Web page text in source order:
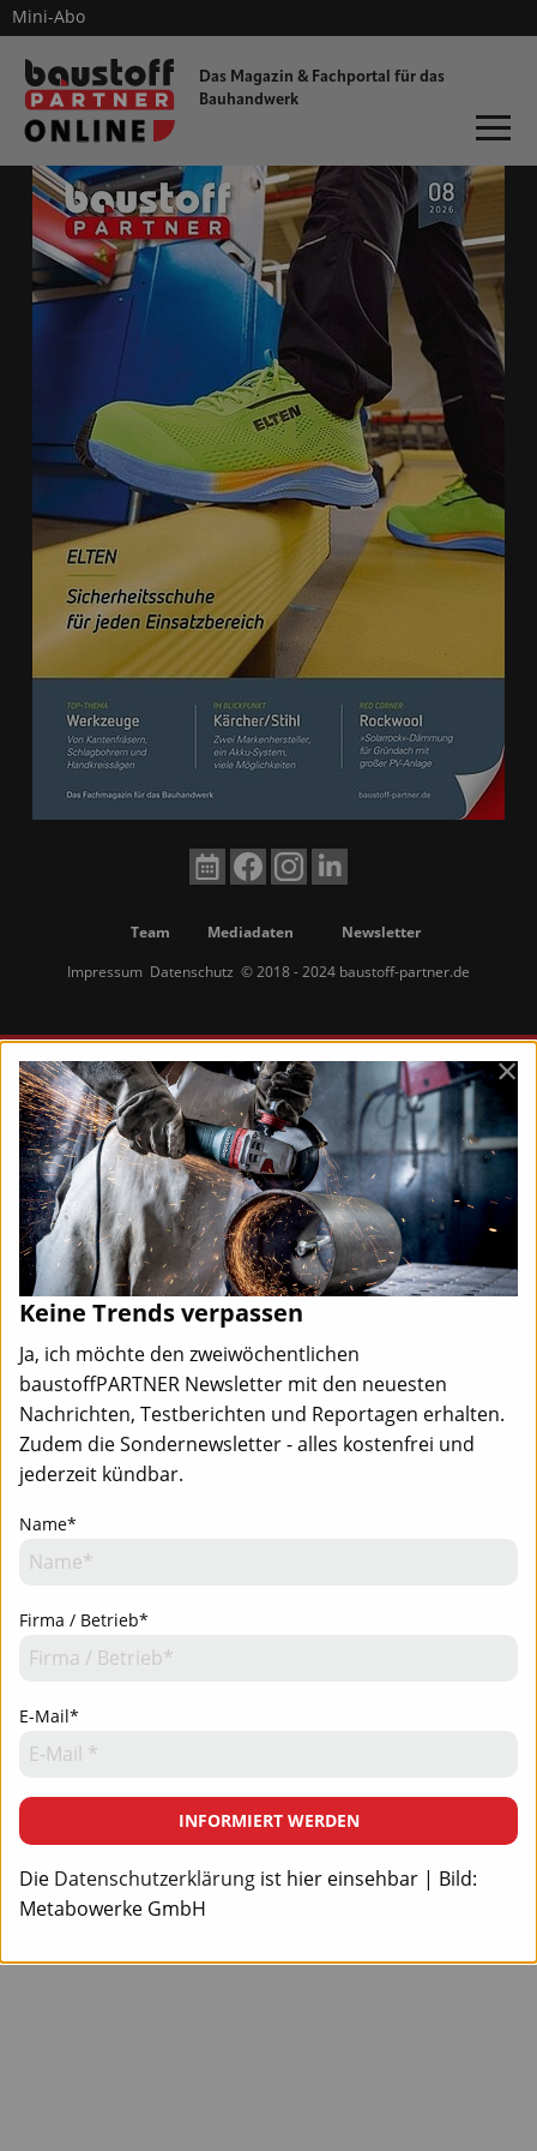
Das Magazin & Fachportal für das
Bauhandwerk
Mini-Abo
dieProfitester
ONLINE-MAGAZIN
Team Mediadaten
Newsletter
Impressum Datenschutz © 2018 - 2024 baustoff-partner.de
Keine Trends verpassen
Ja, ich möchte den zweiwöchentlichen
baustoffPARTNER Newsletter mit den neuesten
Nachrichten, Testberichten und Reportagen erhalten.
Zudem die Sondernewsletter - alles kostenfrei und
jederzeit kündbar.
Name*
Firma / Betrieb*
E-Mail*
INFORMIERT WERDEN
Die Datenschutzerklärung ist hier einsehbar | Bild:
Metabowerke GmbH
×